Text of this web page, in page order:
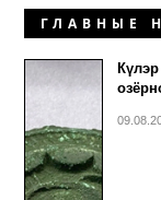
ГЛАВНЫЕ